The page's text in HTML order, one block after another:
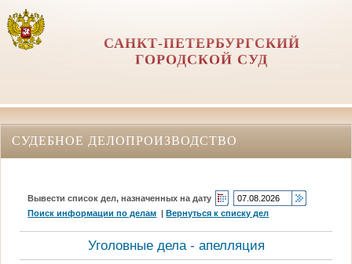
САНКТ-ПЕТЕРБУРГСКИЙ
ГОРОДСКОЙ СУД
СУДЕБНОЕ ДЕЛОПРОИЗВОДСТВО
Вывести список дел, назначенных на дату
Поиск информации по делам |Вернуться к списку дел
Уголовные дела - апелляция